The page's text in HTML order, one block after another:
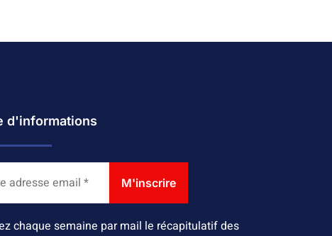
d'informations
chaque semaine par mail le récapitulatif des